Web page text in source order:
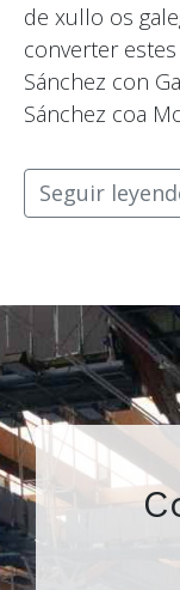
de xullo os
converter
Sánchez con
Sánchez coa
Seguir